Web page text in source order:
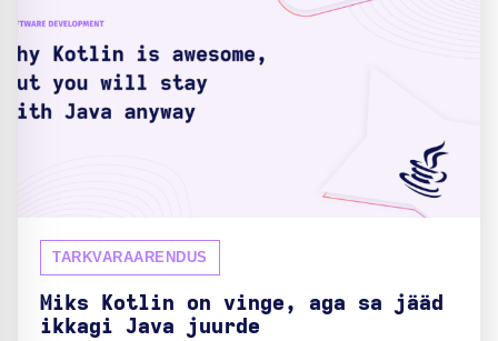
TARKVARAARENDUS
Miks Kotlin on vinge, aga sa jääd
ikkagi Java juurde